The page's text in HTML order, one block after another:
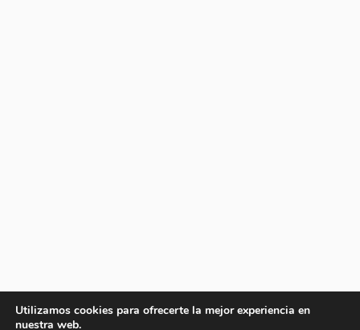
Utilizamos cookies para ofrecerte la mejor experiencia en
nuestra web.